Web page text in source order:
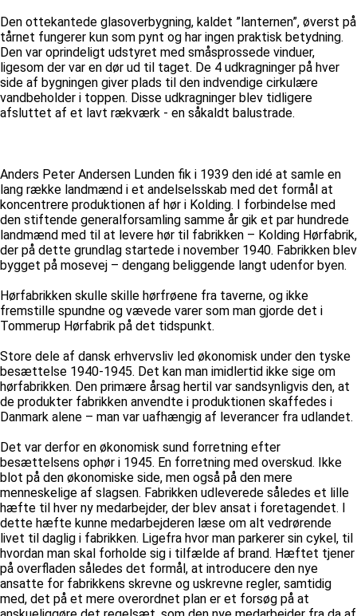
Den ottekantede glasoverbygning, kaldet ”lanternen”, øverst på
tårnet fungerer kun som pynt og har ingen praktisk betydning.
Den var oprindeligt udstyret med småsprossede vinduer,
ligesom der var en dør ud til taget. De 4 udkragninger på hver
side af bygningen giver plads til den indvendige cirkulære
vandbeholder i toppen. Disse udkragninger blev tidligere
afsluttet af et lavt rækværk - en såkaldt balustrade.
Anders Peter Andersen Lunden fik i 1939 den idé at samle en
lang række landmænd i et andelselsskab med det formål at
koncentrere produktionen af hør i Kolding. I forbindelse med
den stiftende generalforsamling samme år gik et par hundrede
landmænd med til at levere hør til fabrikken – Kolding Hørfabrik,
der på dette grundlag startede i november 1940. Fabrikken blev
bygget på mosevej – dengang beliggende langt udenfor byen.
Hørfabrikken skulle skille hørfrøene fra taverne, og ikke
fremstille spundne og vævede varer som man gjorde det i
Tommerup Hørfabrik på det tidspunkt.
Store dele af dansk erhvervsliv led økonomisk under den tyske
besættelse 1940-1945. Det kan man imidlertid ikke sige om
hørfabrikken. Den primære årsag hertil var sandsynligvis den, at
de produkter fabrikken anvendte i produktionen skaffedes i
Danmark alene – man var uafhængig af leverancer fra udlandet.
Det var derfor en økonomisk sund forretning efter
besættelsens ophør i 1945. En forretning med overskud. Ikke
blot på den økonomiske side, men også på den mere
menneskelige af slagsen. Fabrikken udleverede således et lille
hæfte til hver ny medarbejder, der blev ansat i foretagendet. I
dette hæfte kunne medarbejderen læse om alt vedrørende
livet til daglig i fabrikken. Ligefra hvor man parkerer sin cykel, til
hvordan man skal forholde sig i tilfælde af brand. Hæftet tjener
på overfladen således det formål, at introducere den nye
ansatte for fabrikkens skrevne og uskrevne regler, samtidig
med, det på et mere overordnet plan er et forsøg på at